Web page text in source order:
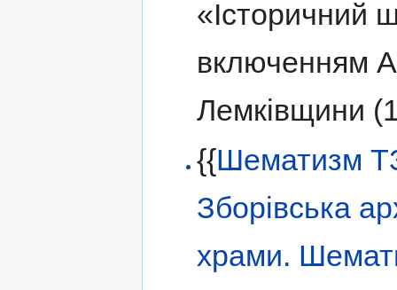
«Історичний
включенням
Лемківщини
{{Шематизм
Зборівська
храми.